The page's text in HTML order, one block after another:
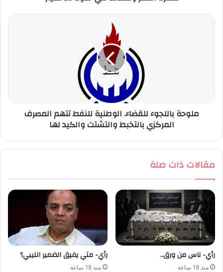
ملوحة باللجوء للقضاء. الوطنية للنفط تتهم المصرف
المركزي بالتخبط والتشتت والكيد لها
مقالات ذات صلة
رأي- ناس من ورق..
منذ 18 ساعة
رأي- متي يفيق الضمير الليبي؟
منذ 18 ساعة